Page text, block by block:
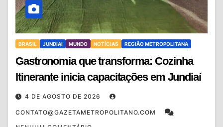
BRASIL JUNDIAI MUNDO NOTÍCIAS REGIÃO METROPOLITANA
Gastronomia que transforma: Cozinha
Itinerante inicia capacitações em Jundiaí
4 DE AGOSTO DE 2026
CONTATO@GAZETAMETROPOLITANO.COM